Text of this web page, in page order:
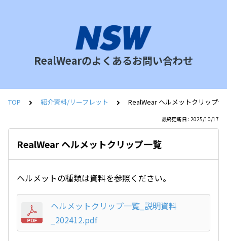
RealWearのよくあるお問い合わせ
TOP 紹介資料/リーフレット RealWear ヘルメットクリップ一
最終更新日 : 2025/10/17
RealWear ヘルメットクリップ一覧
ヘルメットの種類は資料を参照ください。
ヘルメットクリップ一覧_説明資料
_202412.pdf